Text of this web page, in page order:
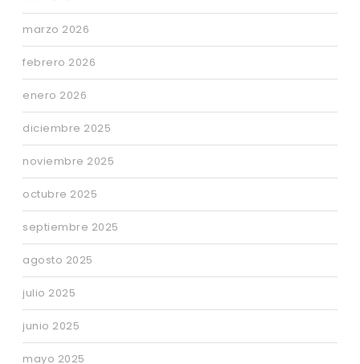
marzo 2026
febrero 2026
enero 2026
diciembre 2025
noviembre 2025
octubre 2025
septiembre 2025
agosto 2025
julio 2025
junio 2025
mayo 2025